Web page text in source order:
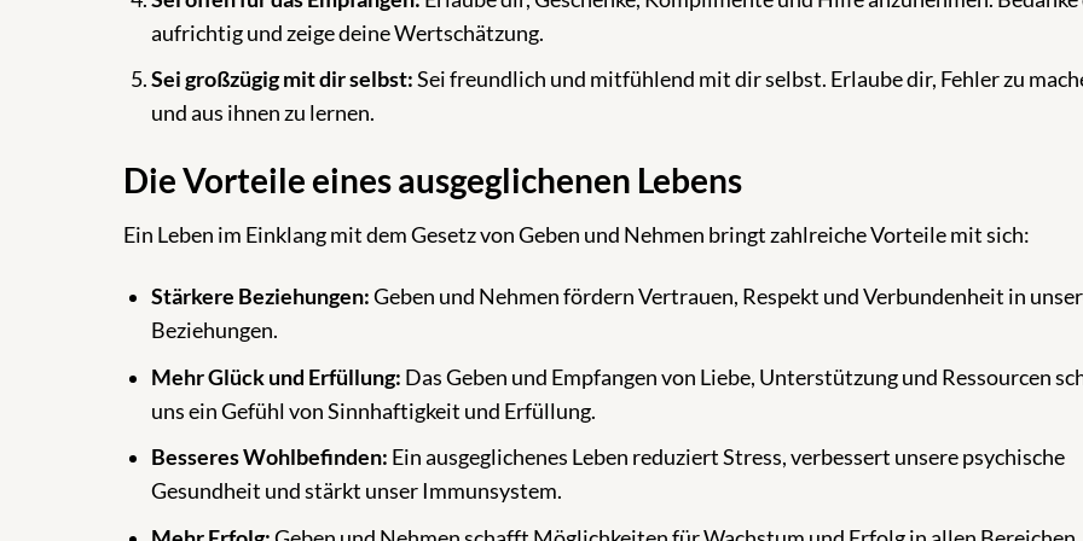
aufrichtig und zeige deine Wertschätzung.
Sei großzügig mit dir selbst:Sei freundlich und mitfühlend mit dir selbst. Erlaube dir, Fehler zu
und aus ihnen zu lernen.
Die Vorteile eines ausgeglichenen Lebens
Ein Leben im Einklang mit dem Gesetz von Geben und Nehmen bringt zahlreiche Vorteile mit sich:
Stärkere Beziehungen:Geben und Nehmen fördern Vertrauen, Respekt und Verbundenheit in
Beziehungen.
Mehr Glück und Erfüllung: Das Geben und Empfangen von Liebe, Unterstützung und Ressourcen
uns ein Gefühl von Sinnhaftigkeit und Erfüllung.
Besseres Wohlbefinden: Ein ausgeglichenes Leben reduziert Stress, verbessert unsere psychische
Gesundheit und stärkt unser Immunsystem.